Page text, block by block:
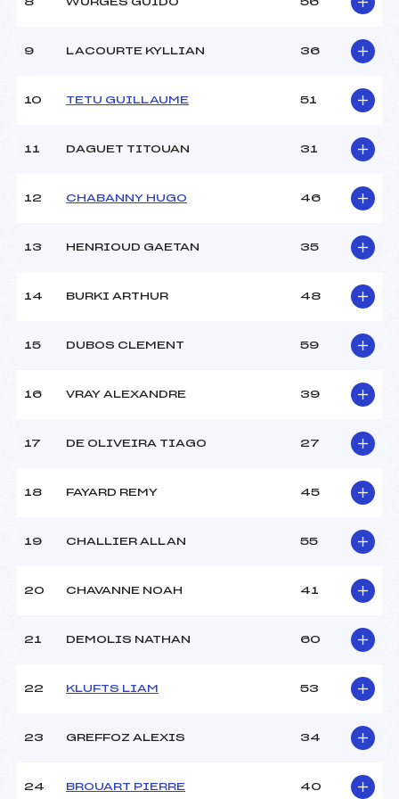
Météo :
BONNE
32
Traceur :
AGUILANIU MARIE
MOENNE LOCCOZ
SEBASTIEN (MB)
Ouvreurs C :
255.0000
U12
8 WURGES GUIDO 56
9 LACOURTE KYLLIAN 36
10 TETU GUILLAUME 51
11 DAGUET TITOUAN 31
12 CHABANNY HUGO 46
13 HENRIOUD GAETAN 35
14 BURKI ARTHUR 48
15 DUBOS CLEMENT 59
16 VRAY ALEXANDRE 39
17 DE OLIVEIRA TIAGO 27
18 FAYARD REMY 45
19 CHALLIER ALLAN 55
20 CHAVANNE NOAH 41
21 DEMOLIS NATHAN 60
22 KLUFTS LIAM 53
23 GREFFOZ ALEXIS 34
24 BROUART PIERRE 40